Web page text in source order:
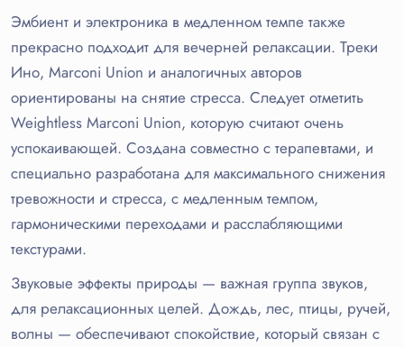
Эмбиент и электроника в медленном темпе также
прекрасно подходит для вечерней релаксации. Треки
Ино, Marconi Union и аналогичных авторов
ориентированы на снятие стресса. Следует отметить
Weightless Marconi Union, которую считают очень
успокаивающей. Создана совместно с терапевтами, и
специально разработана для максимального снижения
тревожности и стресса, с медленным темпом,
гармоническими переходами и расслабляющими
текстурами.
Звуковые эффекты природы — важная группа звуков,
для релаксационных целей. Дождь, лес, птицы, ручей,
волны — обеспечивают спокойствие, который связан с